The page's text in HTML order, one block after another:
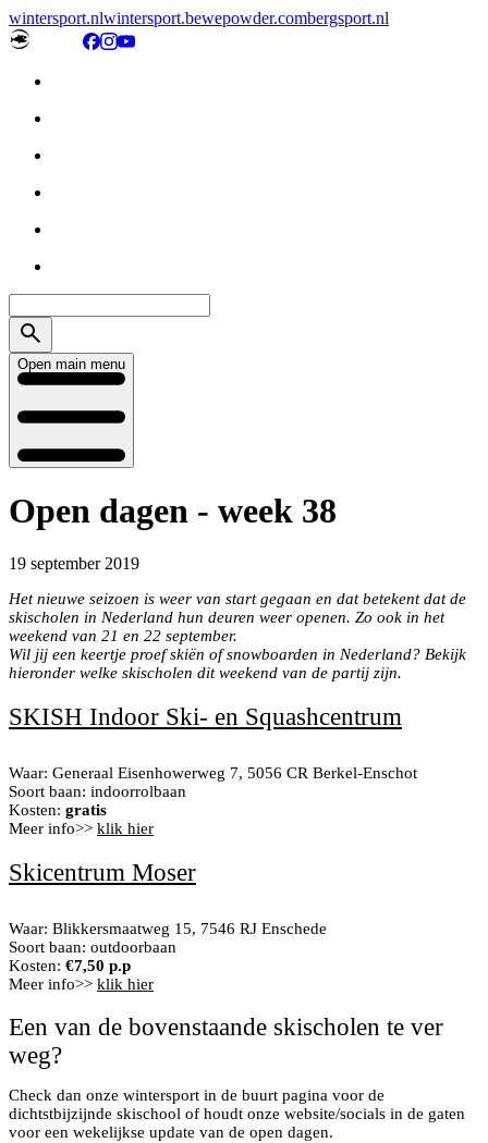
wintersport.nlwintersport.bewepowder.combergsport.nl
Open main menu
Open dagen - week 38
19 september 2019
Het nieuwe seizoen is weer van start gegaan en dat betekent dat de
skischolen in Nederland hun deuren weer openen. Zo ook in het
weekend van 21 en 22 september.
Wil jij een keertje proef skiën of snowboarden in Nederland? Bekijk
hieronder welke skischolen dit weekend van de partij zijn.
SKISH Indoor Ski- en Squashcentrum
Waar: Generaal Eisenhowerweg 7, 5056 CR Berkel-Enschot
Soort baan: indoorrolbaan
Kosten: gratis
Meer info>> klik hier
Skicentrum Moser
Waar: Blikkersmaatweg 15, 7546 RJ Enschede
Soort baan: outdoorbaan
Kosten: €7,50 p.p
Meer info>> klik hier
Een van de bovenstaande skischolen te ver
weg?
Check dan onze wintersport in de buurt pagina voor de
dichtstbijzijnde skischool of houdt onze website/socials in de gaten
voor een wekelijkse update van de open dagen.